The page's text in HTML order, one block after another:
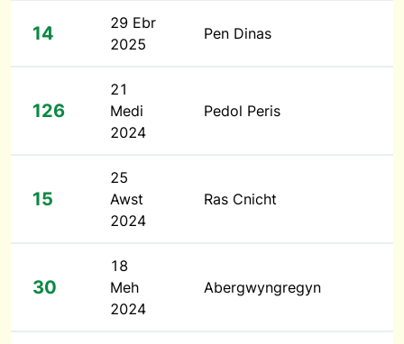
14
29 Ebr
2025
Pen Dinas
126
21
Medi
2024
Pedol Peris
15
25
Awst
2024
Ras Cnicht
30
18
Meh
2024
Abergwyngregyn